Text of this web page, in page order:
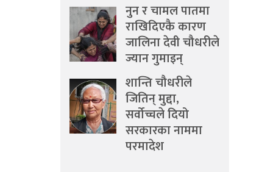
नुन र चामल पातमा
राखिदिएकै कारण
जालिना देवी चौधरीले
ज्यान गुमाइन्
शान्ति चौधरीले
जितिन् मुद्दा,
सर्वोच्चले दियो
सरकारका नाममा
परमादेश